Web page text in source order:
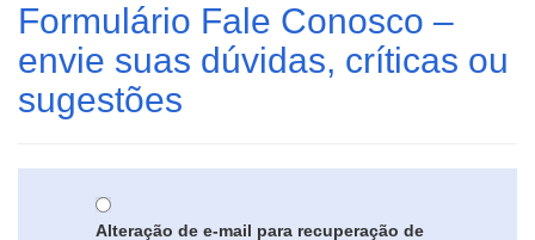
Formulário Fale Conosco –
envie suas dúvidas, críticas ou
sugestões
Alteração de e-mail para recuperação de